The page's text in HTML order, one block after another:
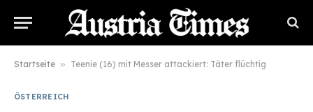
Startseite » Teenie (16) mit Messer attackiert: Täter flüchtig
ÖSTERREICH